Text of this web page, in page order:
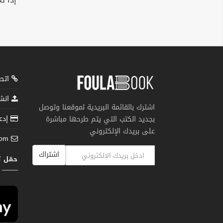
اشترك بالقائمة البريدية لموقعنا وتوصل
بجديد الكتب التي يتم طرحها مباشرة
على بريدك الإلكتروني
اشتراك
حمّل